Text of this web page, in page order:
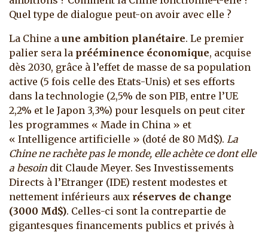
Quel type de dialogue peut-on avoir avec elle ?
La Chine a une ambition planétaire. Le premier
palier sera la prééminence économique, acquise
dès 2030, grâce à l’effet de masse de sa population
active (5 fois celle des Etats-Unis) et ses efforts
dans la technologie (2,5% de son PIB, entre l’UE
2,2% et le Japon 3,3%) pour lesquels on peut citer
les programmes « Made in China » et
« Intelligence artificielle » (doté de 80 Md$). La
Chine ne rachète pas le monde, elle achète ce dont elle
a besoin dit Claude Meyer. Ses Investissements
Directs à l’Etranger (IDE) restent modestes et
nettement inférieurs aux réserves de change
(3000 Md$). Celles-ci sont la contrepartie de
gigantesques financements publics et privés à